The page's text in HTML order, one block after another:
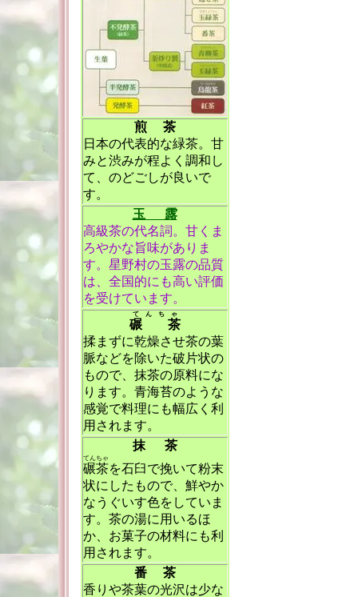
煎 茶
日本の代表的な緑茶。甘
みと渋みが程よく調和し
て、のどごしが良いで
す。
玉 露
高級茶の代名詞。甘くま
ろやかな旨味がありま
す。星野村の玉露の品質
は、全国的にも高い評価
を受けています。
碾 茶
てんちゃ
揉まずに乾燥させ茶の葉
脈などを除いた破片状の
もので、抹茶の原料にな
ります。青海苔のような
感覚で料理にも幅広く利
用されます。
抹 茶
碾茶
てんちゃ
を石臼で挽いて粉末
状にしたもので、鮮やか
なうぐいす色をしていま
す。茶の湯に用いるほ
か、お菓子の材料にも利
用されます。
番 茶
香りや茶葉の光沢は少な